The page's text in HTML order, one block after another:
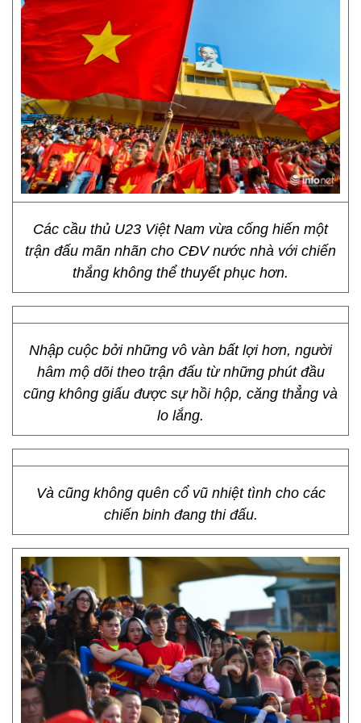
Các cầu thủ U23 Việt Nam vừa cống hiến một
trận đấu mãn nhãn cho CĐV nước nhà với chiến
thắng không thể thuyết phục hơn.
Nhập cuộc bởi những vô vàn bất lợi hơn, người
hâm mộ dõi theo trận đấu từ những phút đầu
cũng không giấu được sự hồi hộp, căng thẳng và
lo lắng.
Và cũng không quên cổ vũ nhiệt tình cho các
chiến binh đang thi đấu.